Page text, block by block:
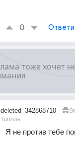
0
deleted_342868710_
Тролль
Я не против тебе